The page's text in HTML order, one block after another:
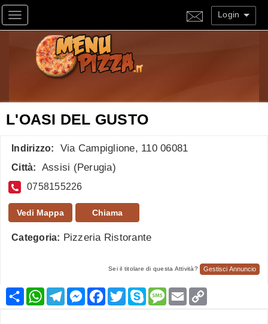
Toggle navigation Login
L'OASI DEL GUSTO
Indirizzo: Via Campiglione, 110 06081
Città: Assisi (Perugia)
0758155226
Vedi Mappa Chiama
Categoria: Pizzeria Ristorante
Sei il titolare di questa Attività? Gestisci Annuncio
CondividiWhatsApp
TelegramMessenger
Facebook
TwitterSkypeMessage
Email